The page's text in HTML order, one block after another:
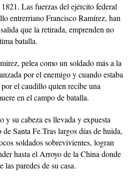
Las fuerzas del ejército federal
entrerriano Francisco Ramírez, han
que la retirada, emprenden no
batalla.
pelea como un soldado más a la
por el enemigo y cuando estaba
el caudillo quien recibe una
en el campo de batalla.
y su cabeza es llevada y expuesta
Santa Fe.Tras largos días de huida,
soldados sobrevivientes, logran
hasta el Arroyo de la China donde
las paredes de su casa.